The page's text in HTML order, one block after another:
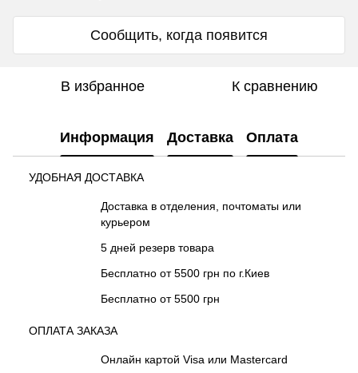
Сообщить, когда появится
В избранное К сравнению
Информация Доставка Оплата
УДОБНАЯ ДОСТАВКА
Доставка в отделения, почтоматы или
курьером
5 дней резерв товара
Бесплатно от 5500 грн по г.Киев
Бесплатно от 5500 грн
ОПЛАТА ЗАКАЗА
Онлайн картой Visa или Mastercard